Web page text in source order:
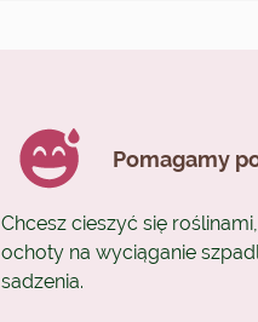
Pomagamy
Chcesz cieszyć się
ochoty na wyciąganie
sadzenia.